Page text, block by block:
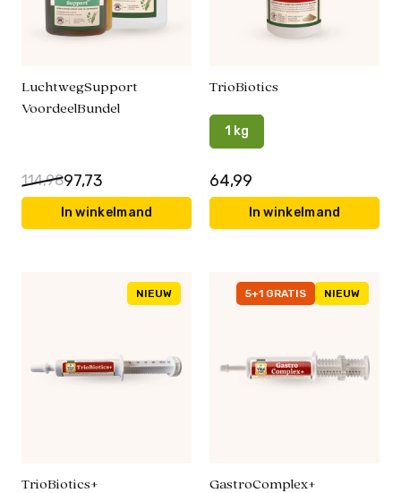
LuchtwegSupport
VoordeelBundel
114,9897,73
In winkelmand
TrioBiotics
1 kg
64,99
In winkelmand
NIEUW
TrioBiotics+
NIEUW
5+1 GRATIS
GastroComplex+